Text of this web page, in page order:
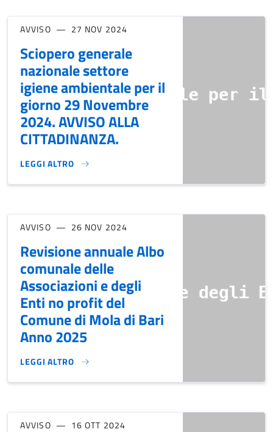
AVVISO 27 NOV 2024
Sciopero generale
nazionale settore
igiene ambientale per il
giorno 29 Novembre
2024. AVVISO ALLA
CITTADINANZA.
LEGGI ALTRO
SCIOPERO GENERALE NAZIONALE SETTORE IGIENE
AVVISO 26 NOV 2024
Revisione annuale Albo
comunale delle
Associazioni e degli
Enti no profit del
Comune di Mola di Bari
Anno 2025
LEGGI ALTRO
REVISIONE ANNUALE ALBO COMUNALE DELLE
AVVISO 16 OTT 2024